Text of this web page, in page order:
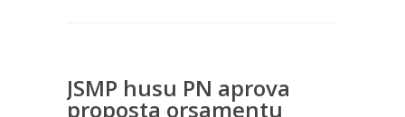
JSMP husu PN aprova
proposta orsamentu